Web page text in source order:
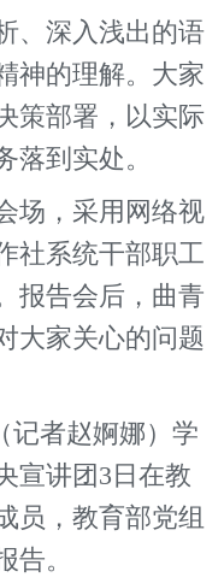
深入浅出的语
神的理解。大家
策部署，以实际
落到实处。
，采用网络视
社系统干部职工
报告会后，曲青
大家关心的问题
者赵婀娜）学
宣讲团3日在教
员，教育部党组
告。